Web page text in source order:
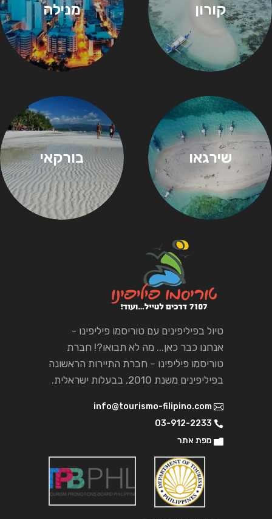
קורון מנילה
שירגאו בורקאי
טיול בפיליפינים עם טוריסמו פיליפינו -
אנחנו כבר כאן... מה לא תבואו?! חברת
טוריסמו פיליפינו – חברת התיירות הראשונה
בפיליפינים משנת 2010, בבעלות ישראלית.
info@tourismo-filipino.com
03-912-2233
מפת אתר